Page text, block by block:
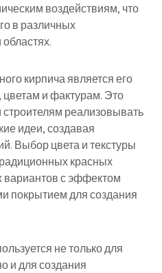
воздействиям, что
в различных
кирпича является его
и фактурам. Это
строителям реализовывать
идеи, создавая
Выбор цвета и текстуры
красных
вариантов с эффектом
покрытием для создания
не только для
и для создания